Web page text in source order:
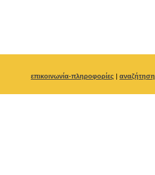
επικοινωνία-πληροφορίες | αναζήτηση